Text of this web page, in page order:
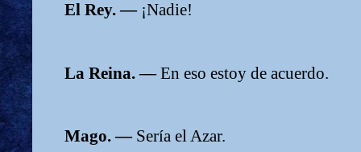
El Rey. — ¡Nadie!
La Reina. —En eso estoy de acuerdo.
Mago. — Sería el Azar.